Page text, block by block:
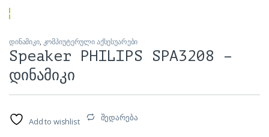
დინამიკი, კომპიუტერული აქსესუარები
Speaker PHILIPS SPA3208 –
დინამიკი
Add to wishlist შედარება